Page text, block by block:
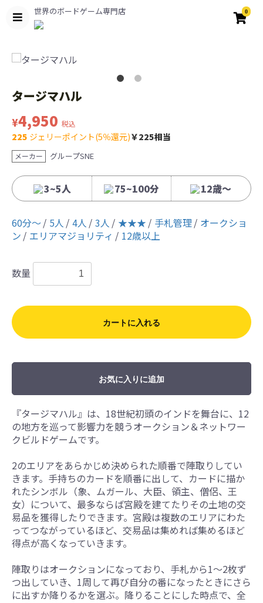
世界のボードゲーム専門店 0
タージマハル
¥4,950 税込
225 ジェリーポイント(5％還元)￥225相当
メーカー グループSNE
3~5人 75~100分 12歳〜
60分〜 5人 4人 3人 ★★★ 手札管理
オークショ
ン
エリアマジョリティ 12歳以上
数量
カートに入れる
お気に入りに追加
『タージマハル』は、18世紀初頭のインドを舞台に、12
の地方を巡って影響力を競うオークション＆ネットワー
クビルドゲームです。
2のエリアをあらかじめ決められた順番で陣取りしてい
きます。手持ちのカードを順番に出して、カードに描か
れたシンボル（象、ムガール、大臣、領主、僧侶、王
女）について、最多ならば宮殿を建てたりその土地の交
易品を獲得したりできます。宮殿は複数のエリアにわた
ってつながっているほど、交易品は集めれば集めるほど
得点が高くなっていきます。
陣取りはオークションになっており、手札から1～2枚ず
つ出していき、1周して再び自分の番になったときにさら
に出すか降りるかを選ぶ。降りることにした時点で、全